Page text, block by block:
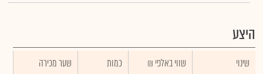
היצע
שינוי ₪ שווי באלפי כמות
שער מכירה